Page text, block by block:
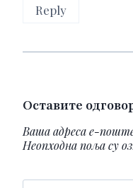
Reply
Оставите
Ваша адреса е-
Неопходна поља су